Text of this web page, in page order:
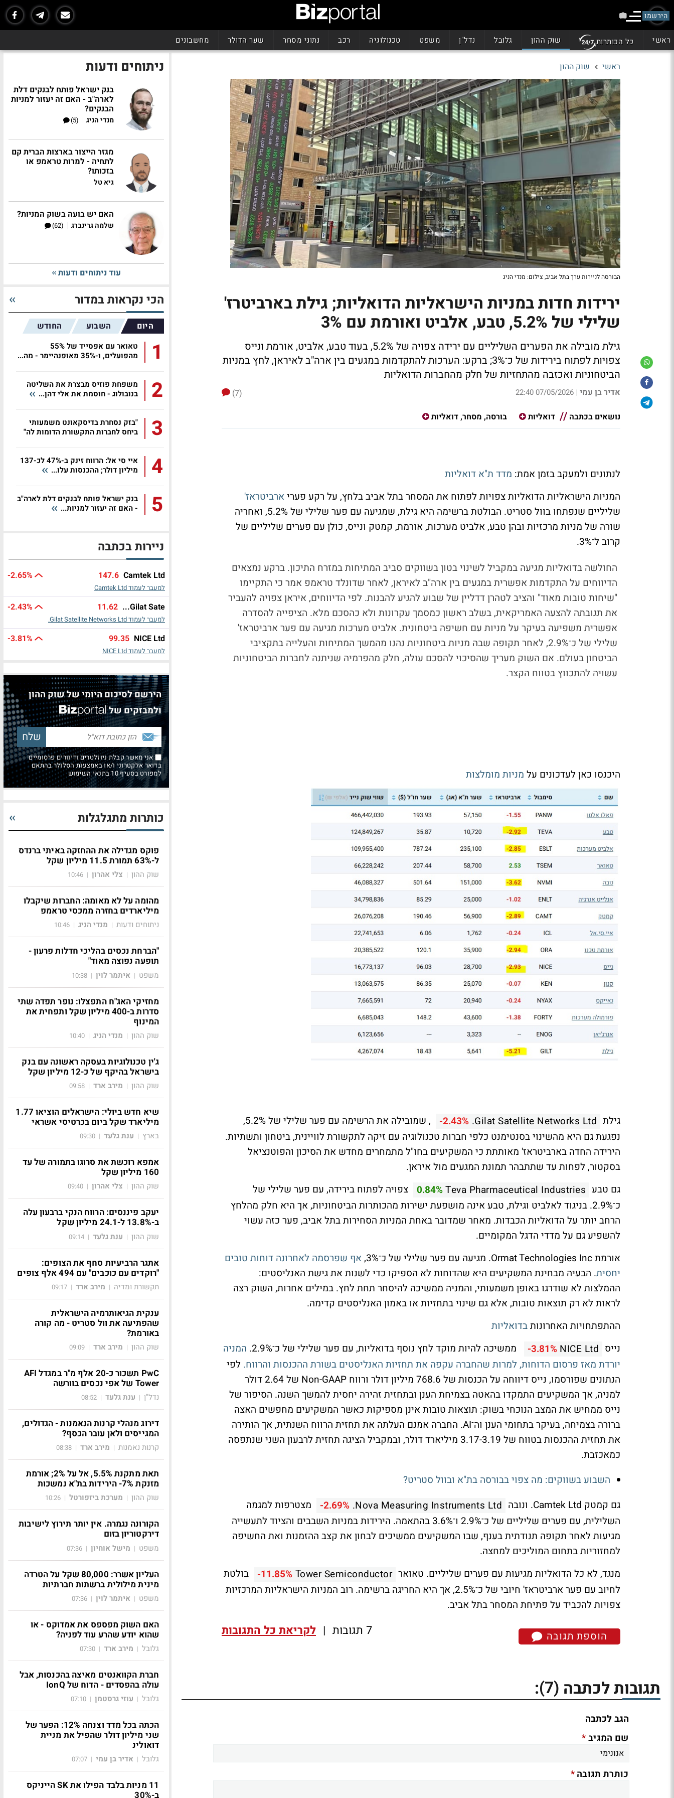
הירשמו
ראשי כל הכותרות שוק ההון גלובל נדל"ן משפט טכנולוגיה רכב נתוני מסחר שער הדולר מחשבונים
ראשי שוק ההון
הבורסה לניירות ערך בתל אביב, צילום: מנדי הניג
ירידות חדות במניות הישראליות הדואליות; גילת בארביטרז'
שלילי של 5.2%, טבע, אלביט ואורמת עם 3%
גילת מובילה את הפערים השליליים עם ירידה צפויה של 5.2%, בעוד טבע, אלביט, אורמת ונייס
צפויות לפתוח בירידות של כ־3%; ברקע: הערכות להתקדמות במגעים בין ארה"ב לאיראן, לחץ במניות
הביטחוניות ואכזבה מהתחזיות של חלק מהחברות הדואליות
אדיר בן עמי |
07/05/2026 22:40
(7)
נושאים בכתבה
דואליות בורסה, מסחר, דואליות
לנתונים ולמעקב בזמן אמת: מדד ת"א דואליות
המניות הישראליות הדואליות צפויות לפתוח את המסחר בתל אביב בלחץ, על רקע פערי ארביטראז'
שליליים שנפתחו בוול סטריט. הבולטת ברשימה היא גילת, שמגיעה עם פער שלילי של 5.2%, ואחריה
שורה של מניות מרכזיות ובהן טבע, אלביט מערכות, אורמת, קמטק ונייס, כולן עם פערים שליליים של
קרוב ל־3%.
החולשה בדואליות מגיעה במקביל לשינוי בטון בשווקים סביב המתיחות במזרח התיכון. ברקע נמצאים
הדיווחים על התקדמות אפשרית במגעים בין ארה"ב לאיראן, לאחר שדונלד טראמפ אמר כי התקיימו
"שיחות טובות מאוד" והציב לטהרן דדליין של שבוע להגיע להבנות. לפי הדיווחים, איראן צפויה להעביר
את תגובתה להצעה האמריקאית, בשלב ראשון כמסמך עקרונות ולא כהסכם מלא. הציפייה להסדרה
אפשרית משפיעה בעיקר על מניות עם חשיפה ביטחונית. אלביט מערכות מגיעה עם פער ארביטראז'
שלילי של כ־2.9%, לאחר תקופה שבה מניות ביטחוניות נהנו מהמשך המתיחות והעלייה בתקציבי
הביטחון בעולם. אם השוק מעריך שהסיכוי להסכם עולה, חלק מהפרמיה שניתנה לחברות הביטחוניות
עשויה להתכווץ בטווח הקצר.
היכנסו כאן לעדכונים על מניות מומלצות
גילת Gilat Satellite Networks Ltd.
-2.43%
, שמובילה את הרשימה עם פער שלילי של 5.2%,
נפגעת גם היא מהשינוי בסנטימנט כלפי חברות טכנולוגיה עם זיקה לתקשורת לוויינית, ביטחון ותשתיות.
הירידה החדה בארביטראז' מאותתת כי המשקיעים בחו"ל מתמחרים מחדש את הסיכון והפוטנציאל
בסקטור, לפחות עד שתתבהר תמונת המגעים מול איראן.
גם טבע Teva Pharmaceutical Industries
0.84%
צפויה לפתוח בירידה, עם פער שלילי של
כ־2.9%. בניגוד לאלביט וגילת, טבע אינה מושפעת ישירות מהכותרות הביטחוניות, אך היא חלק מהלחץ
הרחב יותר על הדואליות הכבדות. מאחר שמדובר באחת המניות הסחירות בתל אביב, פער כזה עשוי
להשפיע גם על מדדי הדגל המקומיים.
אורמתOrmat Technologies Inc. מגיעה עם פער שלילי של כ־3%,
אף שפרסמה לאחרונה דוחות טובים
יחסית. הבעיה מבחינת המשקיעים היא שהדוחות לא הספיקו כדי לשנות את גישת האנליסטים:
ההמלצות לא שודרגו באופן משמעותי, והמניה ממשיכה להיסחר תחת לחץ. במילים אחרות, השוק רצה
לראות לא רק תוצאות טובות, אלא גם שינוי בתחזיות או באמון האנליסטים קדימה.
ההתפתחויות האחרונותבדואליות
נייס NICE Ltd
-3.81% ממשיכה להיות מוקד לחץ נוסף בדואליות, עם פער שלילי של כ־2.9%.
המניה
יורדת מאז פרסום הדוחות, למרות שהחברה עקפה את תחזיות האנליסטים בשורת ההכנסות והרווח. לפי
הנתונים שפורסמו, נייס דיווחה על הכנסות של 768.6 מיליון דולר ורווח Non-GAAP של 2.64 דולר
למניה, אך המשקיעים התמקדו בהאטה בצמיחת הענן ובתחזית זהירה יחסית להמשך השנה. הסיפור של
נייס ממחיש את המצב הנוכחי בשוק: תוצאות טובות אינן מספיקות כאשר המשקיעים מחפשים האצה
ברורה בצמיחה, בעיקר בתחומי הענן וה־AI. החברה אמנם העלתה את תחזית הרווח השנתית, אך הותירה
את תחזית ההכנסות בטווח של 3.17-3.19 מיליארד דולר, ובמקביל הציגה תחזית לרבעון השני שנתפסה
כמאכזבת.
השבוע בשווקים: מה צפוי בבורסה בת"א ובוול סטריט?
גם קמטק Camtek Ltd. ונובה Nova Measuring Instruments Ltd.
-2.69%
מצטרפות למגמה
השלילית, עם פערים שליליים של כ־2.9% ו־3.6% בהתאמה. הירידות במניות השבבים והציוד לתעשייה
מגיעות לאחר תקופה תנודתית בענף, שבו המשקיעים ממשיכים לבחון את קצב ההזמנות ואת החשיפה
למחזוריות בתחום המוליכים למחצה.
מנגד, לא כל הדואליות מגיעות עם פערים שליליים. טאואר Tower Semiconductor
-11.85%
בולטת
לחיוב עם פער ארביטראז' חיובי של כ־2.5%, אך היא החריגה ברשימה. רוב המניות הישראליות המרכזיות
צפויות להכביד על פתיחת המסחר בתל אביב.
הוספת תגובה 7 תגובות | לקריאת כל התגובות
תגובות לכתבה (7)
:
הגב לכתבה
שם המגיב*
כותרת תגובה*
ניתוחים ודעות
בנק ישראל פותח לבנקים דלת
לארה"ב - האם זה יעזור למניות
הבנקים?
מנדי הניג |
(5)
מגזר הייצור בארצות הברית קם
לתחיה - למרות טראמפ או
בזכותו?
גיא טל
האם יש בועה בשוק המניות?
שלמה גרינברג |
(62)
עוד ניתוחים ודעות
הכי נקראות במדור
היום השבוע החודש
1
טאואר עם אפסייד של 55%
מהפועלים, ו-35% מאופנהיימר - מה...
2
משפחת פוזיס מבצרת את השליטה
בנובולוג - חוסמת את אלי דהן...
3
"בזק נסחרת בדיסקאונט משמעותי
ביחס לחברות התקשורת הדומות לה"
4
איי סי אל: הרווח זינק ב-47% לכ-137
מיליון דולר; ההכנסות עלו...
5
בנק ישראל פותח לבנקים דלת לארה"ב
- האם זה יעזור למניות...
ניירות בכתבה
Camtek Ltd
147.6
-2.65%
למעבר לעמוד Camtek Ltd
Gilat Sate...
11.62
-2.43%
למעבר לעמוד Gilat Satellite Networks Ltd.
NICE Ltd
99.35
-3.81%
למעבר לעמוד NICE Ltd
הירשם לסיכום היומי של שוק ההון
ולמבזקים של
אני מאשר קבלת ניוזלטרים ודיוורים פרסומיים
בדואר אלקטרוני ו/או באמצעות הסלולר בהתאם
למפורט בסעיף 10 בתנאי השימוש
כותרות מתגלגלות
פוקס מגדילה את ההחזקה באיתי ברנדס
ל-63% תמורת 11.5 מיליון שקל
שוק ההון | צלי אהרון |
10:46
מהומה על לא מאומה: החברות שיקבלו
מיליארדים בחזרה ממכסי טראמפ
ניתוחים ודעות | מנדי הניג |
10:46
"הברחת נכסים בהליכי חדלות פרעון -
תופעה נפוצה מאוד"
משפט | איתמר לוין |
10:38
מחזיקי האג"ח התפצלו: נופר תפדה שתי
סדרות ב-400 מיליון שקל ותפחית את
המינוף
שוק ההון | מנדי הניג |
10:40
ג'ין טכנולוגיות בעסקה ראשונה עם בנק
בישראל בהיקף של כ-12 מיליון שקל
שוק ההון | מירב ארד |
09:58
שיא חדש ביולי: הישראלים הוציאו 1.77
מיליארד שקל ביום בכרטיסי אשראי
בארץ | ענת גלעד |
09:30
אמפא רוכשת את סרוגו בתמורה של עד
160 מיליון שקל
שוק ההון | צלי אהרון |
09:40
יעקב פיננסים: הרווח הנקי ברבעון עלה
ב-13.8% ל-24.1 מיליון שקל
שוק ההון | ענת גלעד |
09:14
אתגר הרביעיות סחף את הצופים:
"רוקדים עם כוכבים" עם 494 אלף צופים
תקשורת ומדיה | מירב ארד |
09:17
ענקית הגיאותרמיה הישראלית
שהפתיעה את וול סטריט - מה קורה
באורמת?
שוק ההון | מירב ארד |
09:09
PwC תשכור כ-20 אלף מ"ר במגדל AFI
Tower של אפי נכסים בוורשה
נדל"ן | ענת גלעד |
08:52
דירוג מנהלי קרנות הנאמנות - הגדולים,
המגייסים ולאן עובר הכסף?
קרנות נאמנות | מירב ארד |
08:38
תאת מתקנת 5.5%, אל על 2%; אורמת
מזנקת 7%- הירידות בת"א נמשכות
שוק ההון | מערכת ביזפורטל |
10:26
הקורונה נגמרה. אין יותר תירוץ לישיבות
דירקטוריון בזום
משפט | מישל אוחיון |
07:36
העליון אשרר: 80,000 שקל על הטרדה
מינית מילולית ברשתות חברתיות
משפט | איתמר לוין |
07:36
האם השוק מפספס את אמדוקס - או
שהוא יודע שהרע עוד לפניה?
גלובל | מירב ארד |
07:30
חברת הקוואנטים מאיצה בהכנסות, אבל
עולה בהפסדים - הדוח של IonQ
גלובל | עוזי גרסטמן |
07:10
הכתה בכל מדד וצנחה 12%: הפער של
שני מיליון דולר שהפיל את מניית
דואולינ
גלובל | אדיר בן עמי |
07:07
11 מניות בלבד הפילו את SK הייניקס
ב-30%